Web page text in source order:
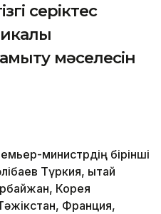
серіктес
мәселесін
министрдің бірінші
Түркия, Қытай
Корея
Франция,